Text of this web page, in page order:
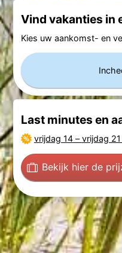
Vind vakanties in
Kies uw aankomst- en
Last minutes en
vrijdag 14–vrijdag
Bekijk hier de